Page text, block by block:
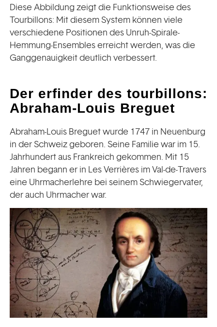
Diese Abbildung zeigt die Funktionsweise des
Tourbillons: Mit diesem System können viele
verschiedene Positionen des Unruh-Spirale-
Hemmung-Ensembles erreicht werden, was die
Ganggenauigkeit deutlich verbessert.
Der erfinder des tourbillons:
Abraham-Louis Breguet
Abraham-Louis Breguet wurde 1747 in Neuenburg
in der Schweiz geboren. Seine Familie war im 15.
Jahrhundert aus Frankreich gekommen. Mit 15
Jahren begann er in Les Verrières im Val-de-Travers
eine Uhrmacherlehre bei seinem Schwiegervater,
der auch Uhrmacher war.